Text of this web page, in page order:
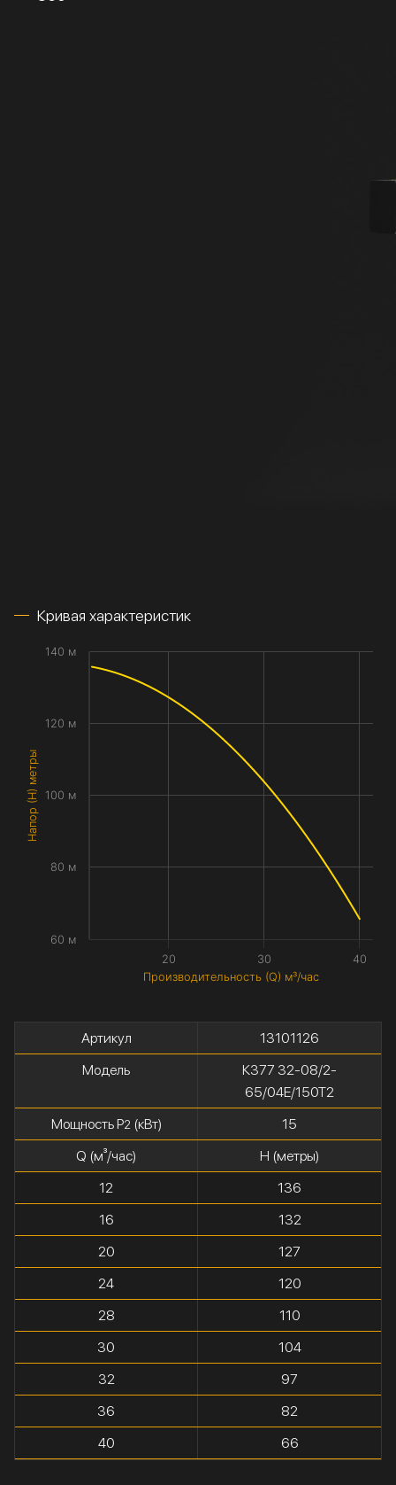
Кривая характеристик
Производительность (Q) м³/час
Напор (H) метры
20 30 40
60 м
80 м
100 м
120 м
140 м
Артикул
13101126
Модель
К377 32-08/2-
65/04Е/150Т2
Мощность P2(кВт)
15
Q (м³/час)
H (метры)
12
136
16
132
20
127
24
120
28
110
30
104
32
97
36
82
40
66